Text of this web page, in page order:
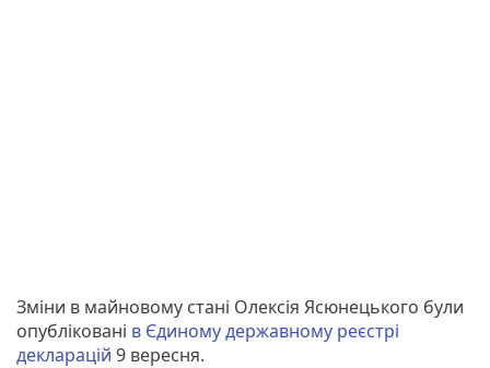
Зміни в майновому стані Олексія Ясюнецького були
опубліковані в Єдиному державному реєстрі
декларацій 9 вересня.